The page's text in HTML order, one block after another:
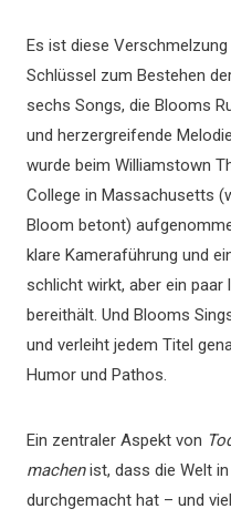
Es ist diese
Schlüssel zum Bestehen
sechs Songs, die Blooms
und herzergreifende
wurde beim Williamstown
College in Massachusetts
Bloom betont)
klare Kameraführung und
schlicht wirkt, aber ein paar
bereithält. Und Blooms
und verleiht jedem Titel
Humor und Pathos.
Ein zentraler Aspekt von
machenist, dass die Welt
durchgemacht hat – und